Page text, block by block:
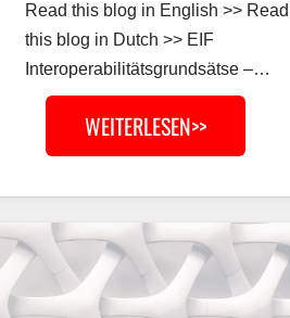
Read this blog in English >> Read
this blog in Dutch >> EIF
Interoperabilitätsgrundsätse –…
WEITERLESEN>>